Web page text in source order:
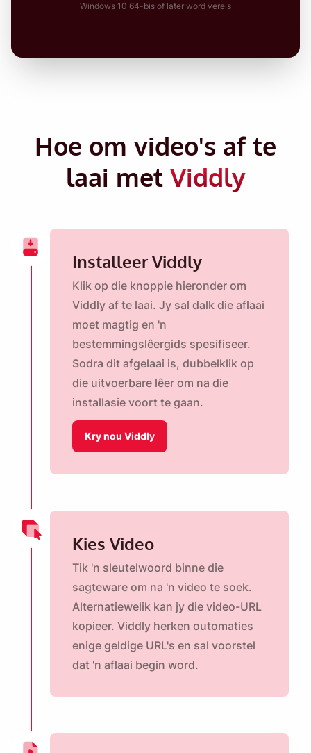
Windows 10 64-bis of later word vereis
Hoe om video's af te
laai met Viddly
Installeer Viddly
Klik op die knoppie hieronder om
Viddly af te laai. Jy sal dalk die aflaai
moet magtig en 'n
bestemmingslêergids spesifiseer.
Sodra dit afgelaai is, dubbelklik op
die uitvoerbare lêer om na die
installasie voort te gaan.
Kry nou Viddly
Kies Video
Tik 'n sleutelwoord binne die
sagteware om na 'n video te soek.
Alternatiewelik kan jy die video-URL
kopieer. Viddly herken outomaties
enige geldige URL's en sal voorstel
dat 'n aflaai begin word.